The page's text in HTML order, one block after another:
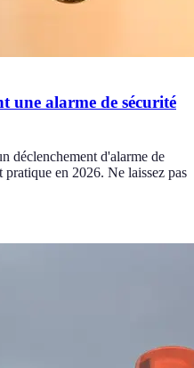
une alarme de sécurité
déclenchement d'alarme de
en 2026. Ne laissez pas